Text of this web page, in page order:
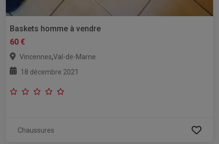
Baskets homme à vendre
60 €
Vincennes,Val-de-Marne
18 décembre 2021
Chaussures